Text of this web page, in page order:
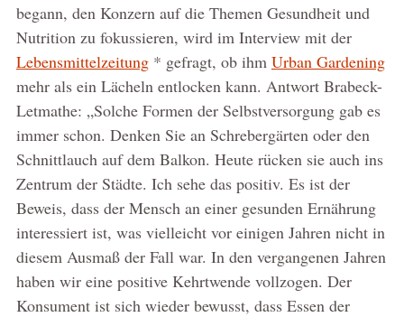
begann, den Konzern auf die Themen Gesundheit und
Nutrition zu fokussieren, wird im Interview mit der
Lebensmittelzeitung* gefragt, ob ihm Urban Gardening
mehr als ein Lächeln entlocken kann. Antwort Brabeck-
Letmathe: „Solche Formen der Selbstversorgung gab es
immer schon. Denken Sie an Schrebergärten oder den
Schnittlauch auf dem Balkon. Heute rücken sie auch ins
Zentrum der Städte. Ich sehe das positiv. Es ist der
Beweis, dass der Mensch an einer gesunden Ernährung
interessiert ist, was vielleicht vor einigen Jahren nicht in
diesem Ausmaß der Fall war. In den vergangenen Jahren
haben wir eine positive Kehrtwende vollzogen. Der
Konsument ist sich wieder bewusst, dass Essen der